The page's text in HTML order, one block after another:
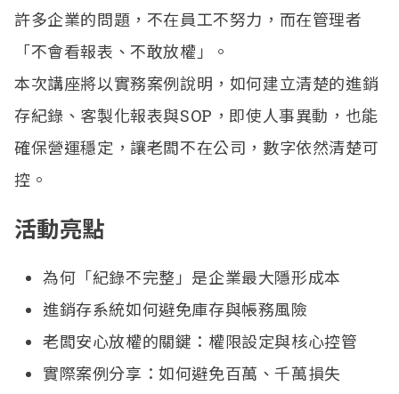
許多企業的問題，不在員工不努力，而在管理者
「不會看報表、不敢放權」。
本次講座將以實務案例說明，如何建立清楚的進銷
存紀錄、客製化報表與SOP，即使人事異動，也能
確保營運穩定，讓老闆不在公司，數字依然清楚可
控。
活動亮點
為何「紀錄不完整」是企業最大隱形成本
進銷存系統如何避免庫存與帳務風險
老闆安心放權的關鍵：權限設定與核心控管
實際案例分享：如何避免百萬、千萬損失